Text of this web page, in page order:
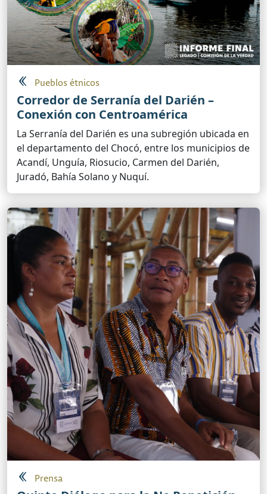
Pueblos étnicos
Corredor de Serranía del Darién –
Conexión con Centroamérica
La Serranía del Darién es una subregión ubicada en
el departamento del Chocó, entre los municipios de
Acandí, Unguía, Riosucio, Carmen del Darién,
Juradó, Bahía Solano y Nuquí.
Prensa